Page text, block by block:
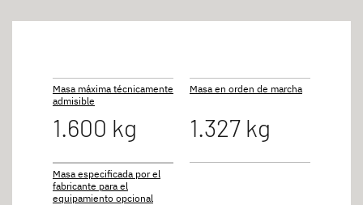
Masa máxima técnicamente
admisible
1.600 kg
Masa en orden de marcha
1.327 kg
Masa especificada por el
fabricante para el
equipamiento opcional